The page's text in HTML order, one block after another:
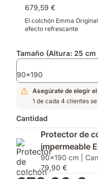
679,59 €
El colchón Emma
efecto refrescante
Tamaño (Altura: 25
90x190
Asegúrate de elegir
1 de cada 4 clientes
Cantidad
Protector de
impermeable
90x190 cm |
79,90 €